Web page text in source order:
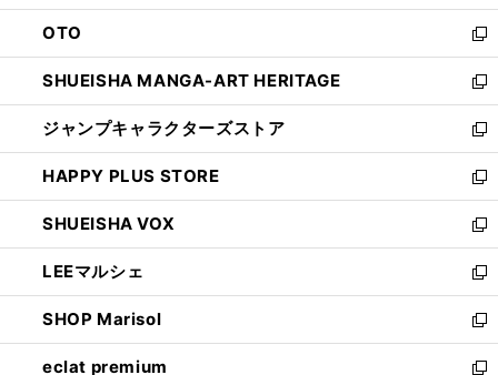
ウ
で
開
く
ン
ド
ウ
で
開
く
OTO
新
し
い
ウ
ィ
ン
ド
ウ
で
開
く
SHUEISHA MANGA-ART HERITAGE
新
し
い
ウ
ィ
ン
ド
ウ
で
開
く
ジャンプキャラクターズストア
新
し
い
ウ
ィ
ン
ド
ウ
で
開
く
HAPPY PLUS STORE
新
し
い
ウ
ィ
ン
ド
ウ
で
SHUEISHA VOX
新
し
い
ウ
ィ
ン
ド
LEEマルシェ
新
し
い
ウ
ィ
SHOP Marisol
新
し
い
eclat premium